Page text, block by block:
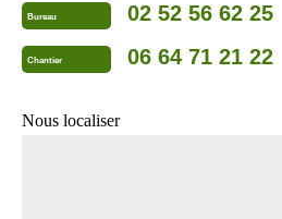
Bureau 02 52 56 62 25
Chantier 06 64 71 21 22
Nous localiser